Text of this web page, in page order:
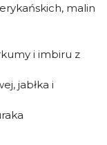
malin
i imbiru z
jabłka i